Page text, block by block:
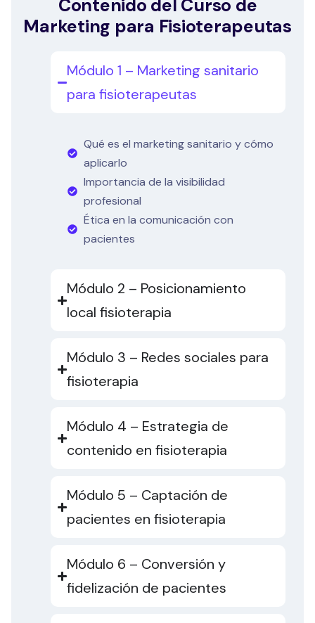
Contenido del Curso de
Marketing para Fisioterapeutas
Módulo 1 – Marketing sanitario
para fisioterapeutas
Qué es el marketing sanitario y cómo
aplicarlo
Importancia de la visibilidad
profesional
Ética en la comunicación con
pacientes
Módulo 2 – Posicionamiento
local fisioterapia
Módulo 3 – Redes sociales para
fisioterapia
Módulo 4 – Estrategia de
contenido en fisioterapia
Módulo 5 – Captación de
pacientes en fisioterapia
Módulo 6 – Conversión y
fidelización de pacientes